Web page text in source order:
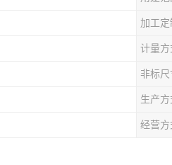
加工定
计量方
非标尺
生产方
经营方